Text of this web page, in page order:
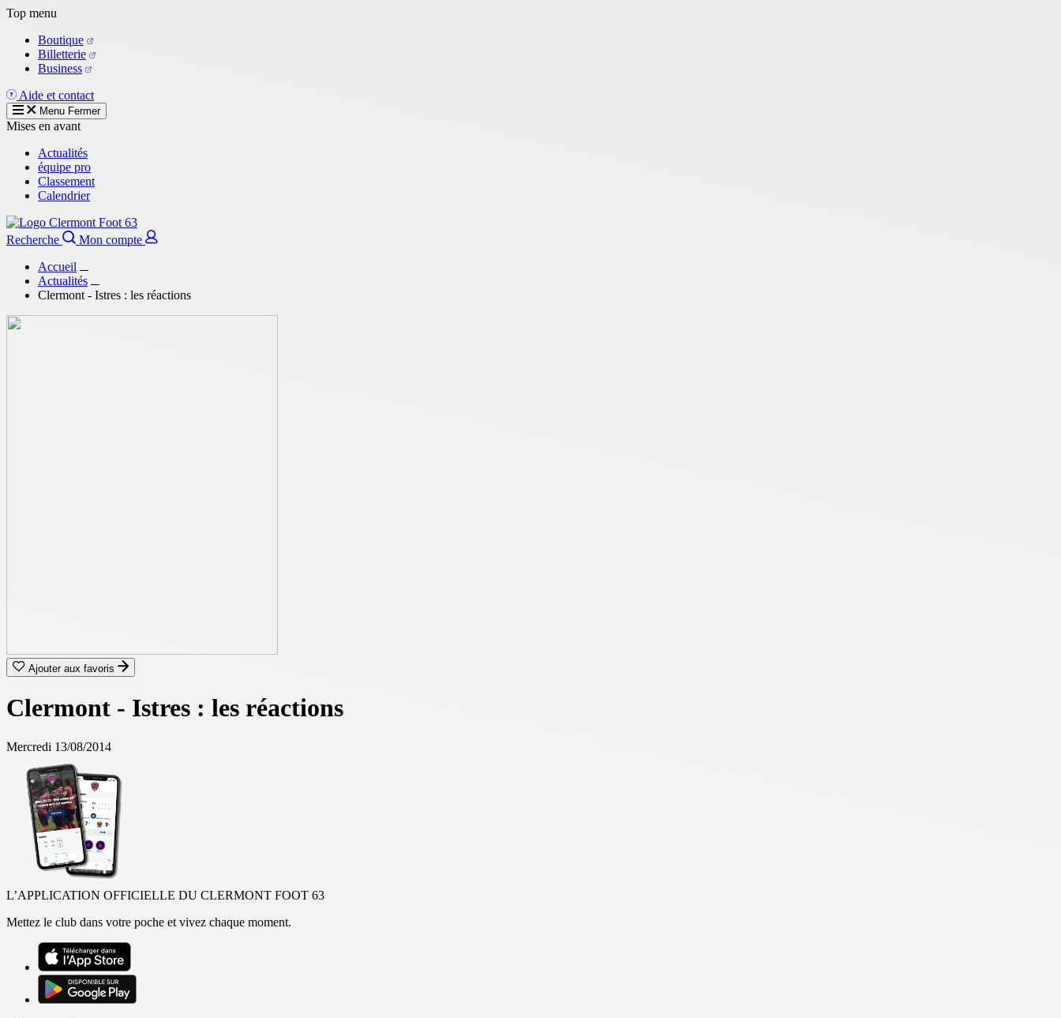
Aller
contenu
principal
Top menu
Boutique
Billetterie
Business
Aide et contact
Menu Fermer
Mises en avant
Actualités
équipe pro
Classement
Calendrier
Recherche
Mon compte
Accueil
Actualités
Clermont - Istres : les réactions
Ajouter aux favoris
Clermont - Istres : les réactions
Mercredi 13/08/2014
L’APPLICATION OFFICIELLE DU CLERMONT FOOT 63
Mettez le club dans votre poche et vivez chaque moment.